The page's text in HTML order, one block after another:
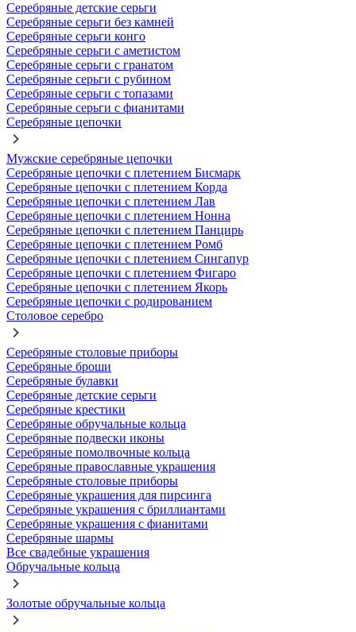
Серебряные детские серьги
Серебряные серьги без камней
Серебряные серьги конго
Серебряные серьги с аметистом
Серебряные серьги с гранатом
Серебряные серьги с рубином
Серебряные серьги с топазами
Серебряные серьги с фианитами
Серебряные цепочки
Мужские серебряные цепочки
Серебряные цепочки с плетением Бисмарк
Серебряные цепочки с плетением Корда
Серебряные цепочки с плетением Лав
Серебряные цепочки с плетением Нонна
Серебряные цепочки с плетением Панцирь
Серебряные цепочки с плетением Ромб
Серебряные цепочки с плетением Сингапур
Серебряные цепочки с плетением Фигаро
Серебряные цепочки с плетением Якорь
Серебряные цепочки с родированием
Столовое серебро
Серебряные столовые приборы
Серебряные броши
Серебряные булавки
Серебряные детские серьги
Серебряные крестики
Серебряные обручальные кольца
Серебряные подвески иконы
Серебряные помолвочные кольца
Серебряные православные украшения
Серебряные столовые приборы
Серебряные украшения для пирсинга
Серебряные украшения с бриллиантами
Серебряные украшения с фианитами
Серебряные шармы
Все свадебные украшения
Обручальные кольца
Золотые обручальные кольца